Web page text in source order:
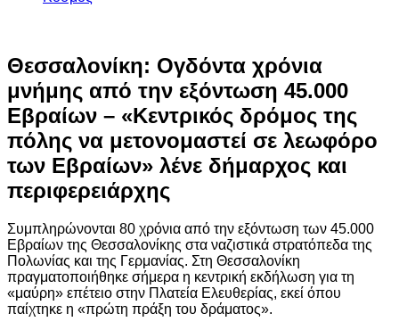
Θεσσαλονίκη: Ογδόντα χρόνια
μνήμης από την εξόντωση 45.000
Εβραίων – «Κεντρικός δρόμος της
πόλης να μετονομαστεί σε λεωφόρο
των Εβραίων» λένε δήμαρχος και
περιφερειάρχης
Συμπληρώνονται 80 χρόνια από την εξόντωση των 45.000
Εβραίων της Θεσσαλονίκης στα ναζιστικά στρατόπεδα της
Πολωνίας και της Γερμανίας. Στη Θεσσαλονίκη
πραγματοποιήθηκε σήμερα η κεντρική εκδήλωση για τη
«μαύρη» επέτειο στην Πλατεία Ελευθερίας, εκεί όπου
παίχτηκε η «πρώτη πράξη του δράματος».